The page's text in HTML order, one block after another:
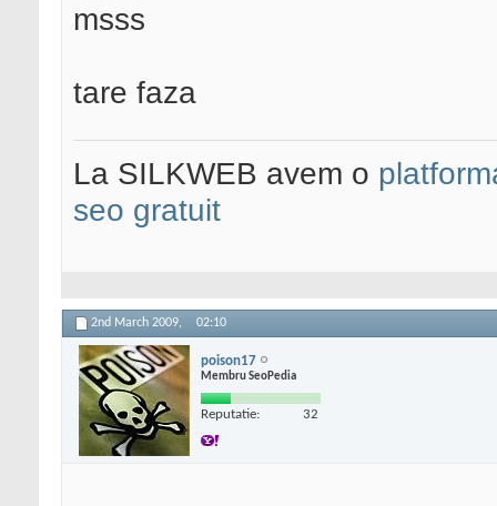
msss
tare faza
La SILKWEB avem o
seo gratuit
2nd March 2009, 02:10
poison17
Membru SeoPedia
Reputatie: 32